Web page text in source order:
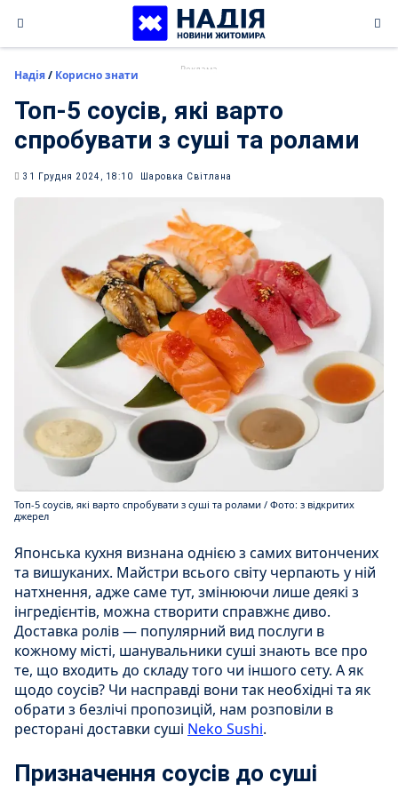
content
Надія/ Корисно знати
Топ-5 соусів, які варто
спробувати з суші та ролами
31 Грудня 2024, 18:10 Шаровка Світлана
Топ-5 соусів, які варто спробувати з суші та ролами / Фото: з відкритих
джерел
Японська кухня визнана однією з самих витончених
та вишуканих. Майстри всього світу черпають у ній
натхнення, адже саме тут, змінюючи лише деякі з
інгредієнтів, можна створити справжнє диво.
Доставка ролів — популярний вид послуги в
кожному місті, шанувальники суші знають все про
те, що входить до складу того чи іншого сету. А як
щодо соусів? Чи насправді вони так необхідні та як
обрати з безлічі пропозицій, нам розповіли в
ресторані доставки суші Neko Sushi.
Призначення соусів до суші